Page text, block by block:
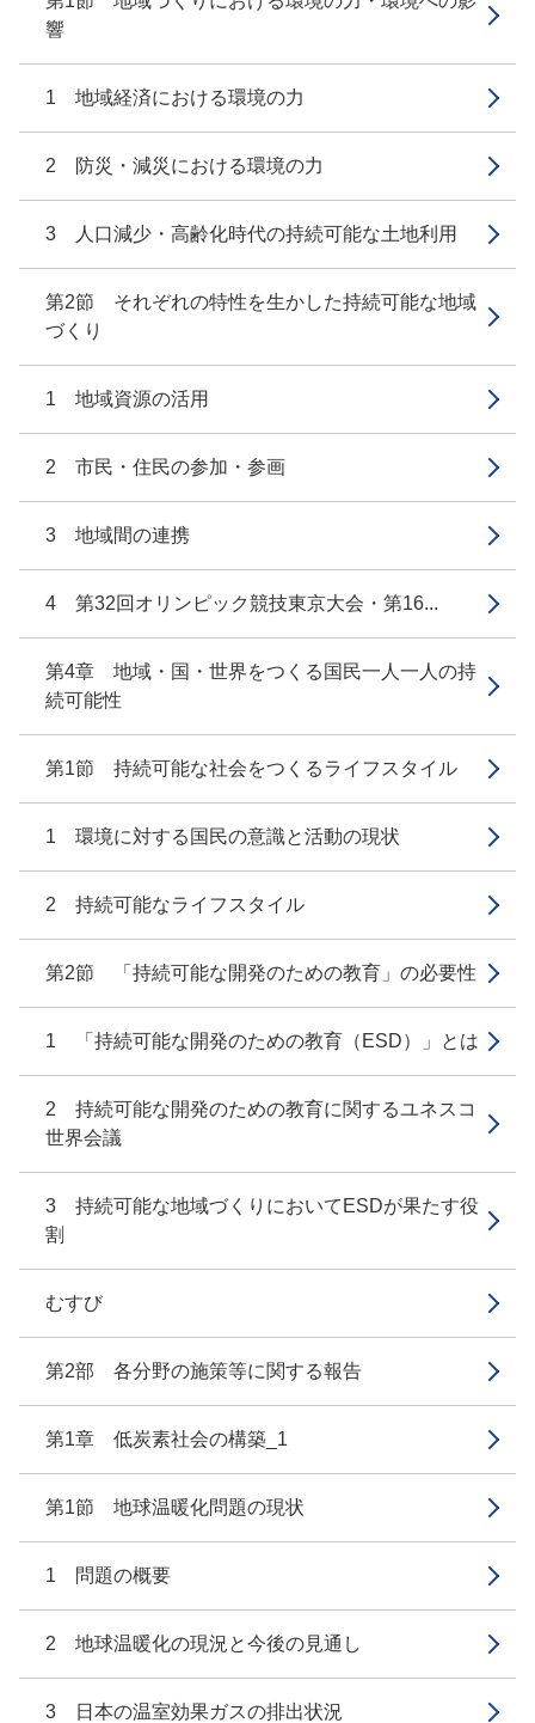
響
1 地域経済における環境の力
2 防災・減災における環境の力
3 人口減少・高齢化時代の持続可能な土地利用
第2節 それぞれの特性を生かした持続可能な地域
づくり
1 地域資源の活用
2 市民・住民の参加・参画
3 地域間の連携
4 第32回オリンピック競技東京大会・第16...
第4章 地域・国・世界をつくる国民一人一人の持
続可能性
第1節 持続可能な社会をつくるライフスタイル
1 環境に対する国民の意識と活動の現状
2 持続可能なライフスタイル
第2節 「持続可能な開発のための教育」の必要性
1 「持続可能な開発のための教育（ESD）」とは
2 持続可能な開発のための教育に関するユネスコ
世界会議
3 持続可能な地域づくりにおいてESDが果たす役
割
むすび
第2部 各分野の施策等に関する報告
第1章 低炭素社会の構築_1
第1節 地球温暖化問題の現状
1 問題の概要
2 地球温暖化の現況と今後の見通し
3 日本の温室効果ガスの排出状況